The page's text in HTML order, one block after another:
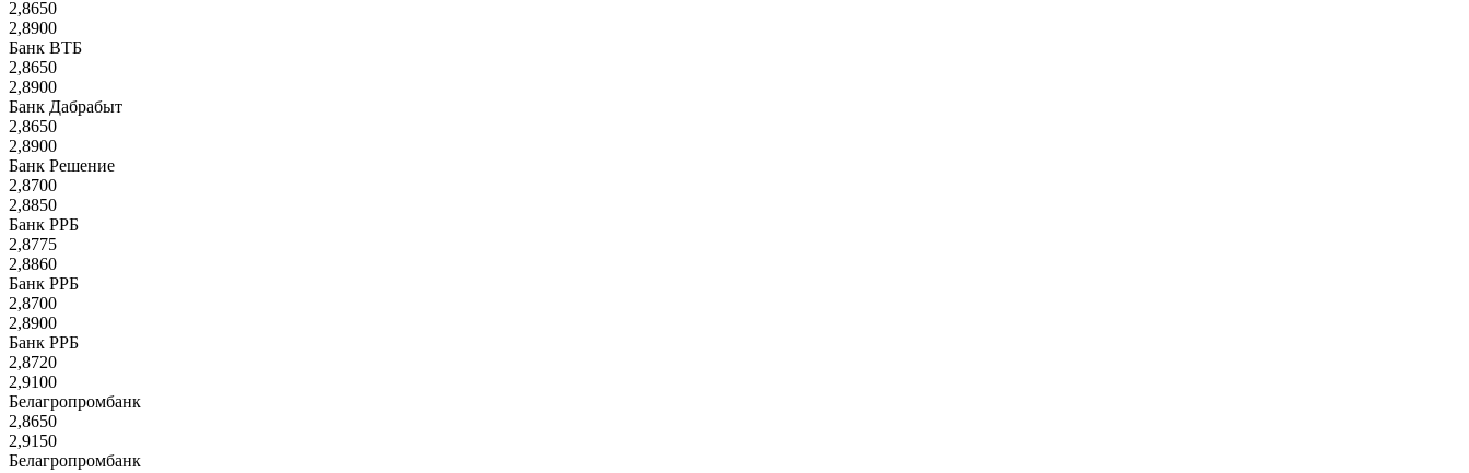
2,8650
2,8900
Банк ВТБ
2,8650
2,8900
Банк Дабрабыт
2,8650
2,8900
Банк Решение
2,8700
2,8850
Банк РРБ
2,8775
2,8860
Банк РРБ
2,8700
2,8900
Банк РРБ
2,8720
2,9100
Белагропромбанк
2,8650
2,9150
Белагропромбанк